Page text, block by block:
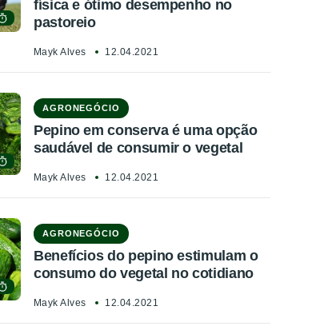
física e ótimo desempenho no
pastoreio
Mayk Alves 12.04.2021
AGRONEGÓCIO
Pepino em conserva é uma opção
saudável de consumir o vegetal
Mayk Alves 12.04.2021
AGRONEGÓCIO
Benefícios do pepino estimulam o
consumo do vegetal no cotidiano
Mayk Alves 12.04.2021